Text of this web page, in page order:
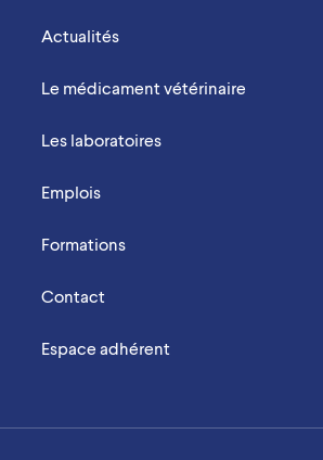
Actualités
Le médicament vétérinaire
Les laboratoires
Emplois
Formations
Contact
Espace adhérent